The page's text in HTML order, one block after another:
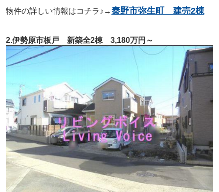
物件の詳しい情報はコチラ♪→秦野市弥生町 建売2棟
2.伊勢原市板戸 新築全2棟 3,180万円～